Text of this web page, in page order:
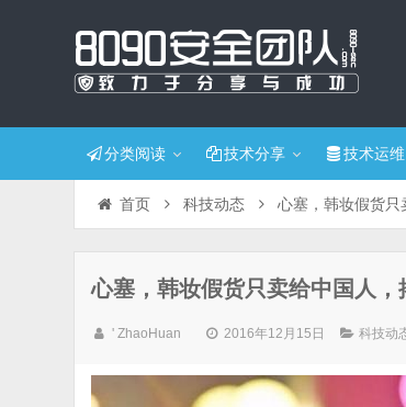
分类阅读 技术分享 技术运维
首页 科技动态 心塞，韩妆假货只
心塞，韩妆假货只卖给中国人
' ZhaoHuan 2016年12月15日 科技动